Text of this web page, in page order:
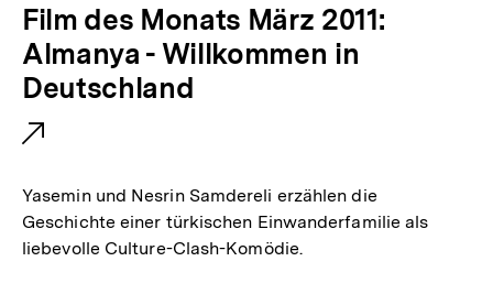
E
x
t
e
r
n
e
r
Film des Monats März 2011:
Almanya - Willkommen in
Deutschland
Yasemin und Nesrin Samdereli erzählen die
Geschichte einer türkischen Einwanderfamilie als
liebevolle Culture-Clash-Komödie.